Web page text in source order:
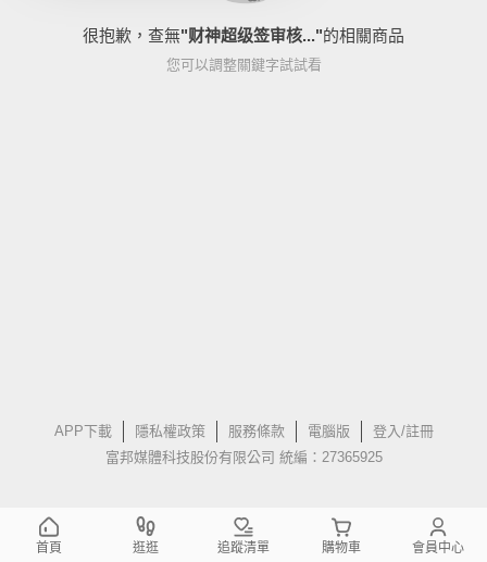
很抱歉，查無"财神超级签审核..."的相關商品
您可以調整關鍵字試試看
APP下載 隱私權政策 服務條款 電腦版
登入/註冊
富邦媒體科技股份有限公司 統編：27365925
首頁 逛逛 追蹤清單 購物車 會員中心